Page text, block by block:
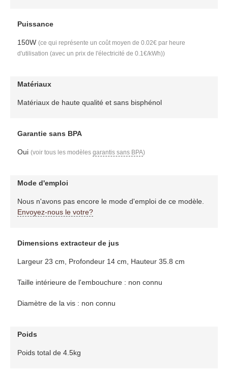
Puissance
150W (ce qui représente un coût moyen de 0.02€ par heure
d'utilisation (avec un prix de l'électricité de 0.1€/kWh))
Matériaux
Matériaux de haute qualité et sans bisphénol
Garantie sans BPA
Oui (voir tous les modèles garantis sans BPA)
Mode d'emploi
Nous n'avons pas encore le mode d'emploi de ce modèle.
Envoyez-nous le votre?
Dimensions extracteur de jus
Largeur 23 cm, Profondeur 14 cm, Hauteur 35.8 cm
Taille intérieure de l'embouchure : non connu
Diamètre de la vis : non connu
Poids
Poids total de 4.5kg